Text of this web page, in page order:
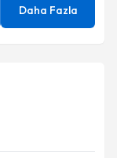
Daha Fazla